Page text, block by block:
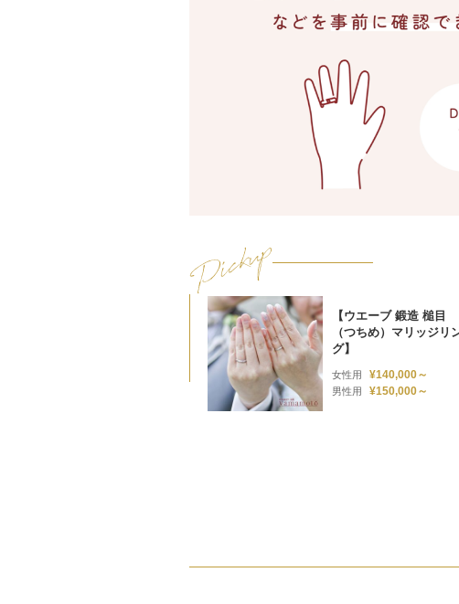
【ウエーブ 鍛造 槌目
（つちめ）マリッジリ
グ】
女性用 ¥140,000～
男性用 ¥150,000～